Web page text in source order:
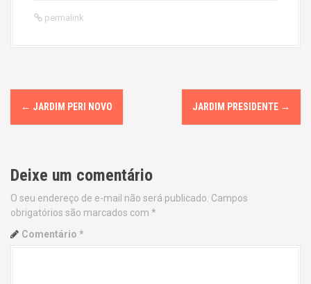
permalink
P
o
t
n
a
← JARDIM PERI NOVO JARDIM PRESIDENTE →
Deixe um comentário
O seu endereço de e-mail não será publicado. Campos
obrigatórios são marcados com *
Comentário *